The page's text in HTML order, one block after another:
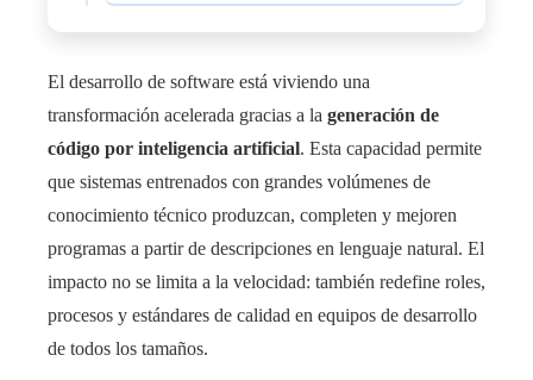
El desarrollo de software está viviendo una
transformación acelerada gracias a la generación de
código por inteligencia artificial. Esta capacidad permite
que sistemas entrenados con grandes volúmenes de
conocimiento técnico produzcan, completen y mejoren
programas a partir de descripciones en lenguaje natural. El
impacto no se limita a la velocidad: también redefine roles,
procesos y estándares de calidad en equipos de desarrollo
de todos los tamaños.